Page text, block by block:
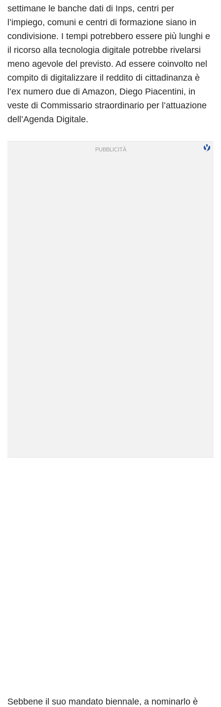
settimane le banche dati di Inps, centri per
l’impiego, comuni e centri di formazione siano in
condivisione. I tempi potrebbero essere più lunghi e
il ricorso alla tecnologia digitale potrebbe rivelarsi
meno agevole del previsto. Ad essere coinvolto nel
compito di digitalizzare il reddito di cittadinanza è
l’ex numero due di Amazon, Diego Piacentini, in
veste di Commissario straordinario per l’attuazione
dell’Agenda Digitale.
Sebbene il suo mandato biennale, a nominarlo è